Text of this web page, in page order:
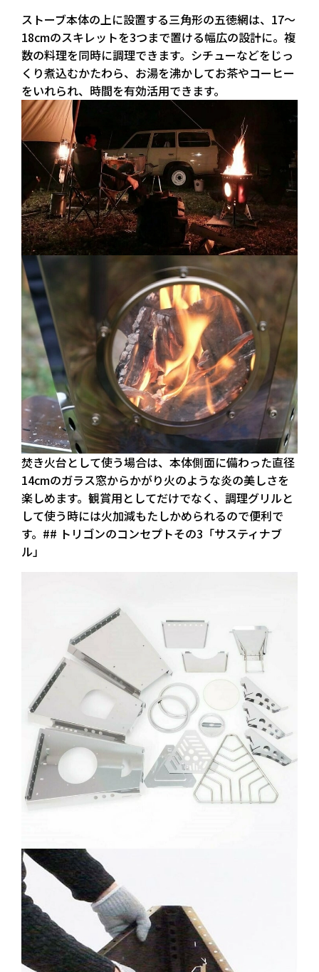
ストーブ本体の上に設置する三角形の五徳網は、17～
18cmのスキレットを3つまで置ける幅広の設計に。複
数の料理を同時に調理できます。シチューなどをじっ
くり煮込むかたわら、お湯を沸かしてお茶やコーヒー
をいれられ、時間を有効活用できます。
焚き火台として使う場合は、本体側面に備わった直径
14cmのガラス窓からかがり火のような炎の美しさを
楽しめます。観賞用としてだけでなく、調理グリルと
して使う時には火加減もたしかめられるので便利で
す。## トリゴンのコンセプトその3「サスティナブ
ル」